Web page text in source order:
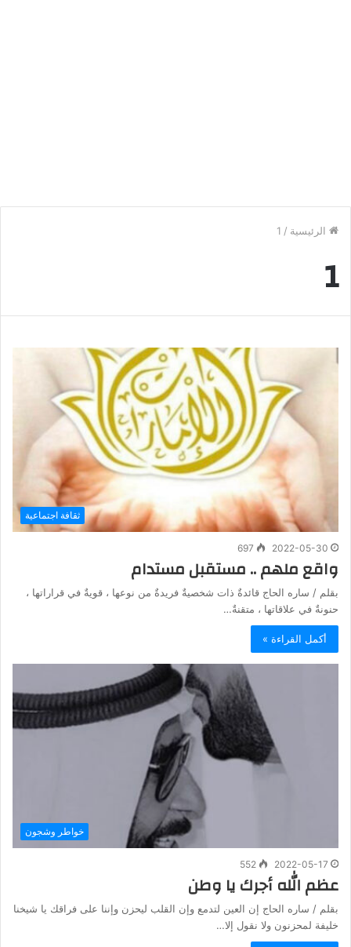
الرئيسية /
1
1
ثقافة اجتماعية
2022-05-30
697
واقع ملهم .. مستقبل مستدام
بقلم / ساره الحاج قائدةٌ ذات شخصيةٌ فريدةٌ من نوعها ، قويةٌ في قراراتها ،
حنونةٌ في علاقاتها ، متقنةٌ…
أكمل القراءة »
خواطر وشجون
2022-05-17
552
عظم الله أجرك يا وطن
بقلم / ساره الحاج إن العين لتدمع وإن القلب ليحزن وإننا على فراقك يا شيخنا
خليفة لمحزنون ولا نقول إلا…